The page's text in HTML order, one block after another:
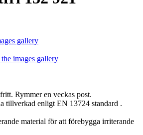
gallery
images gallery
Rymmer en veckas post.
tillverkad enligt EN 13724 standard .
material för att förebygga irriterande